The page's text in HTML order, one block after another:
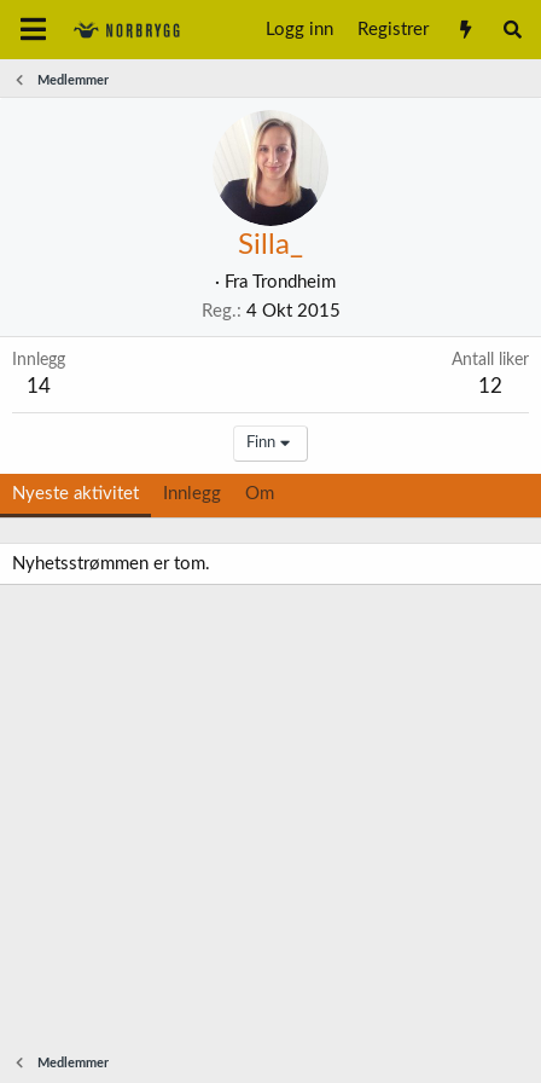
Logg inn Registrer
Medlemmer
Silla_
· Fra
Trondheim
Reg. 4 Okt 2015
Innlegg
14
Antall liker
12
Finn
Nyeste aktivitet Innlegg Om
Nyhetsstrømmen er tom.
Medlemmer